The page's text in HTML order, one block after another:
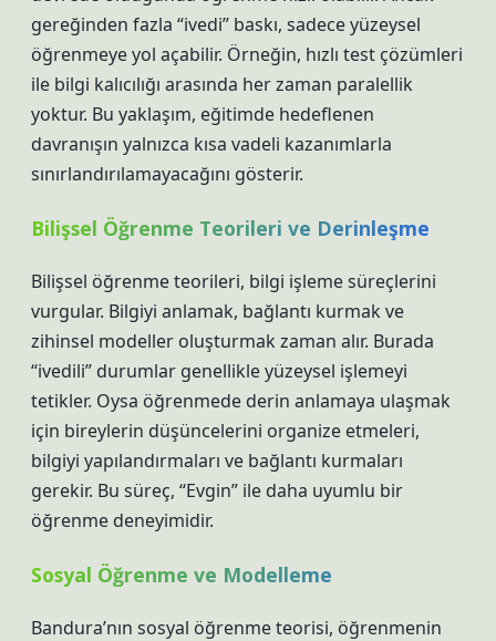
gereğinden fazla “ivedi” baskı, sadece yüzeysel
öğrenmeye yol açabilir. Örneğin, hızlı test çözümleri
ile bilgi kalıcılığı arasında her zaman paralellik
yoktur. Bu yaklaşım, eğitimde hedeflenen
davranışın yalnızca kısa vadeli kazanımlarla
sınırlandırılamayacağını gösterir.
Bilişsel Öğrenme Teorileri ve Derinleşme
Bilişsel öğrenme teorileri, bilgi işleme süreçlerini
vurgular. Bilgiyi anlamak, bağlantı kurmak ve
zihinsel modeller oluşturmak zaman alır. Burada
“ivedili” durumlar genellikle yüzeysel işlemeyi
tetikler. Oysa öğrenmede derin anlamaya ulaşmak
için bireylerin düşüncelerini organize etmeleri,
bilgiyi yapılandırmaları ve bağlantı kurmaları
gerekir. Bu süreç, “Evgin” ile daha uyumlu bir
öğrenme deneyimidir.
Sosyal Öğrenme ve Modelleme
Bandura’nın sosyal öğrenme teorisi, öğrenmenin